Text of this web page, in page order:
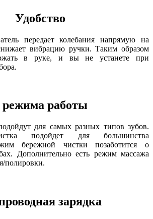
Удобство
передает колебания напрямую на
вибрацию ручки. Таким образом
в руке, и вы не устанете при
режима работы
для самых разных типов зубов.
подойдет для большинства
бережной чистки позаботится о
Дополнительно есть режим массажа
полировки.
зарядка